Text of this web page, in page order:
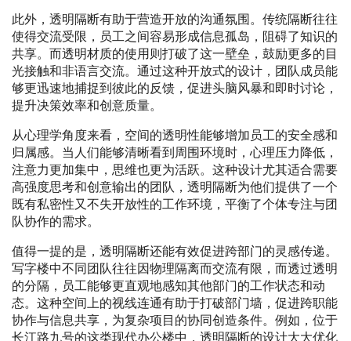
此外，透明隔断有助于营造开放的沟通氛围。传统隔断往往
使得交流受限，员工之间容易形成信息孤岛，阻碍了知识的
共享。而透明材质的使用则打破了这一壁垒，鼓励更多的目
光接触和非语言交流。通过这种开放式的设计，团队成员能
够更迅速地捕捉到彼此的反馈，促进头脑风暴和即时讨论，
提升决策效率和创意质量。
从心理学角度来看，空间的透明性能够增加员工的安全感和
归属感。当人们能够清晰看到周围环境时，心理压力降低，
注意力更加集中，思维也更为活跃。这种设计尤其适合需要
高强度思考和创意输出的团队，透明隔断为他们提供了一个
既有私密性又不失开放性的工作环境，平衡了个体专注与团
队协作的需求。
值得一提的是，透明隔断还能有效促进跨部门的灵感传递。
写字楼中不同团队往往因物理隔离而交流有限，而透过透明
的分隔，员工能够更直观地感知其他部门的工作状态和动
态。这种空间上的视线连通有助于打破部门墙，促进跨职能
协作与信息共享，为复杂项目的协同创造条件。例如，位于
长江路九号的这类现代办公楼中，透明隔断的设计大大优化